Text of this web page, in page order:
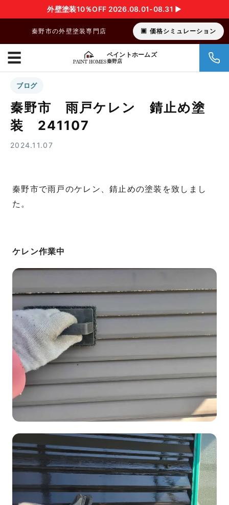
外壁塗装10％OFF 2026.08.01-08.31 ▶︎
秦野市の外壁塗装専門店 価格シミュレーション
ペイントホームズ
秦野店
☰
ブログ
秦野市 雨戸ケレン 錆止め塗
装 241107
2024.11.07
秦野市で雨戸のケレン、錆止めの塗装を致しまし
た。
ケレン作業中